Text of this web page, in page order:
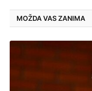
MOŽDA VAS ZANIMA